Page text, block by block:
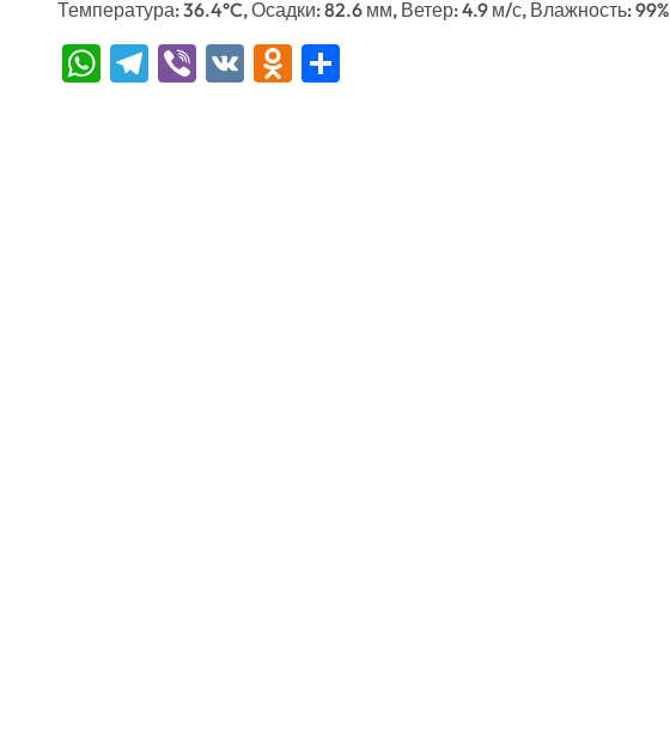
Температура: 36.4°C, Осадки: 82.6 мм, Ветер: 4.9 м/с, Влажность: 99%
WhatsApp
Telegram
Viber
VK Odnoklassniki